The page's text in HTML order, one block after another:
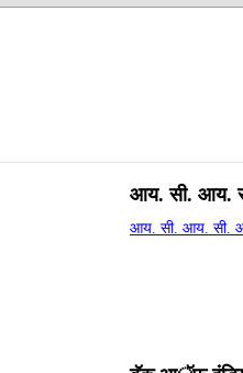
आय. सी. आय.
आय. सी. आय. सी.